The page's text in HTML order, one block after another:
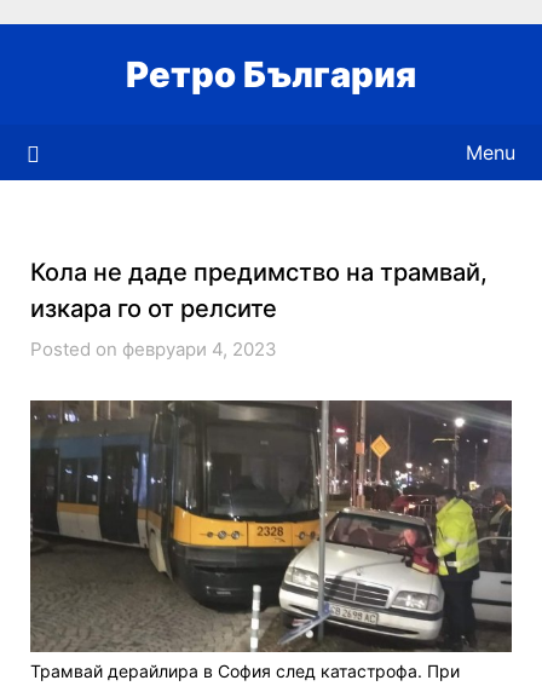
Ретро България
Menu
Кола не даде предимство на трамвай,
изкара го от релсите
Posted on февруари 4, 2023
Трамвай дерайлира в София след катастрофа. При